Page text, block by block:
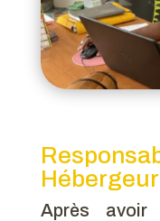
Après avoir